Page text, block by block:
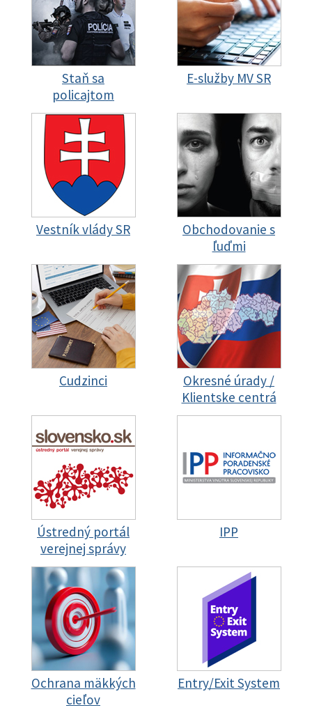
Staň sa
policajtom
E-služby MV SR
Vestník vlády SR
Obchodovanie s
ľuďmi
Cudzinci
Okresné úrady /
Klientske centrá
Ústredný portál
verejnej správy
IPP
Ochrana mäkkých
cieľov
Entry/Exit System